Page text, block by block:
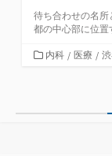
待ち合わせの名
都の中心部に位置
カ
ー
内科 / 医療 /